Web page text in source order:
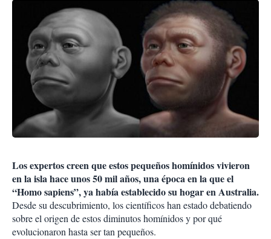
Los expertos creen que estos pequeños homínidos vivieron
en la isla hace unos 50 mil años, una época en la que el
“Homo sapiens”, ya había establecido su hogar en Australia.
Desde su descubrimiento, los científicos han estado debatiendo
sobre el origen de estos diminutos homínidos y por qué
evolucionaron hasta ser tan pequeños.